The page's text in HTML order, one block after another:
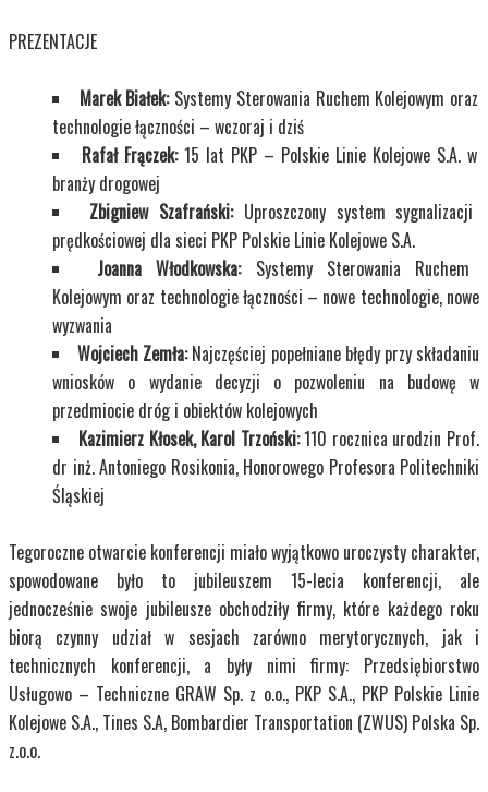
PREZENTACJE
Marek Białek: Systemy Sterowania Ruchem Kolejowym oraz
technologie łączności – wczoraj i dziś
Rafał Frączek: 15 lat PKP – Polskie Linie Kolejowe S.A. w
branży drogowej
Zbigniew Szafrański: Uproszczony system sygnalizacji
prędkościowej dla sieci PKP Polskie Linie Kolejowe S.A.
Joanna Włodkowska: Systemy Sterowania Ruchem
Kolejowym oraz technologie łączności – nowe technologie, nowe
wyzwania
Wojciech Zemła:Najczęściej popełniane błędy przy składaniu
wniosków o wydanie decyzji o pozwoleniu na budowę w
przedmiocie dróg i obiektów kolejowych
Kazimierz Kłosek, Karol Trzoński:110 rocznica urodzin Prof.
dr inż. Antoniego Rosikonia, Honorowego Profesora Politechniki
Śląskiej
Tegoroczne otwarcie konferencji miało wyjątkowo uroczysty charakter,
spowodowane było to jubileuszem 15-lecia konferencji, ale
jednocześnie swoje jubileusze obchodziły firmy, które każdego roku
biorą czynny udział w sesjach zarówno merytorycznych, jak i
technicznych konferencji, a były nimi firmy: Przedsiębiorstwo
Usługowo – Techniczne GRAW Sp. z o.o., PKP S.A., PKP Polskie Linie
Kolejowe S.A., Tines S.A, Bombardier Transportation (ZWUS) Polska Sp.
z.o.o.